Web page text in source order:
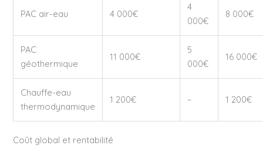
PAC air-eau 4 000€
4
000€
8 000€
PAC
géothermique
11 000€
5
000€
16 000€
Chauffe-eau
thermodynamique
1 200€ – 1 200€
Coût global et rentabilité